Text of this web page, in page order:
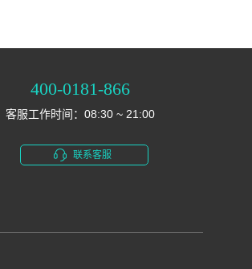
400-0181-866
客服工作时间：08:30 ~ 21:00
联系客服